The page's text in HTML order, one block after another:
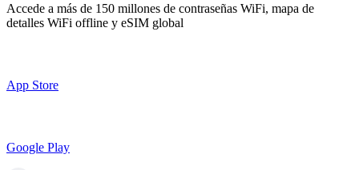
Accede a más de 150 millones de contraseñas WiFi, mapa de
detalles WiFi offline y eSIM global
App Store
Google Play